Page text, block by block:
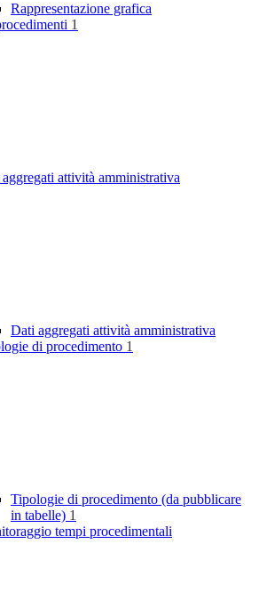
Rappresentazione grafica
1
attività amministrativa
Dati aggregati attività amministrativa
di procedimento 1
Tipologie di procedimento (da pubblicare
in tabelle) 1
tempi procedimentali